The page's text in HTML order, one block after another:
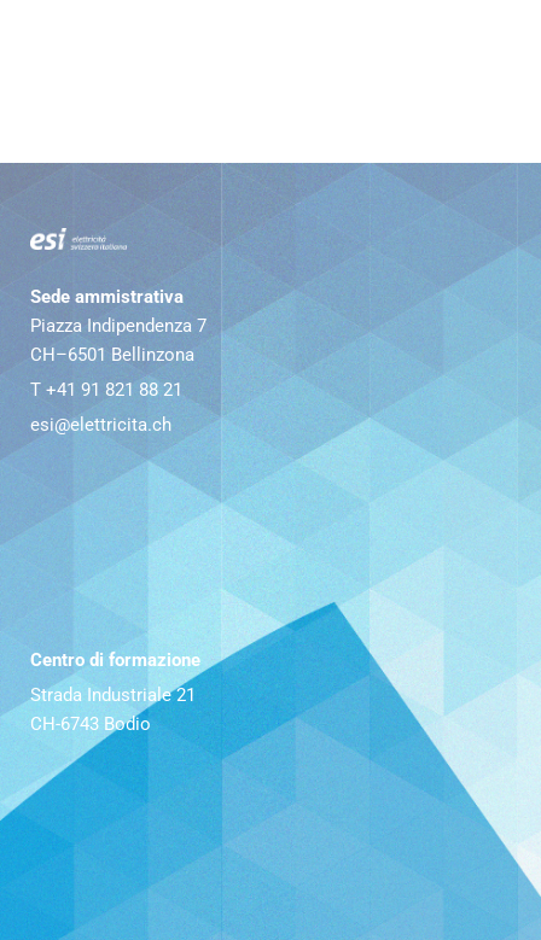
Sede ammistrativa
Piazza Indipendenza 7
CH–6501 Bellinzona
T +41 91 821 88 21
esi@elettricita.ch
Centro di formazione
Strada Industriale 21
CH-6743 Bodio